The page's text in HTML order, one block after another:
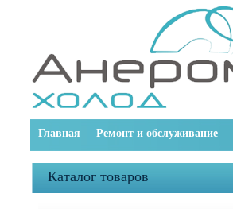
Главная Ремонт и обслуживание
Каталог товаров